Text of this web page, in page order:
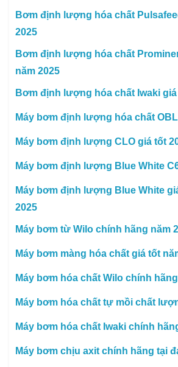
Bơm định lượng hóa chất
2025
Bơm định lượng hóa chất
năm 2025
Bơm định lượng hóa chất Iwaki giá
Máy bơm định lượng hóa chất
Máy bơm định lượng CLO giá tốt
Máy bơm định lượng Blue White
Máy bơm định lượng Blue White
2025
Máy bơm từ Wilo chính hãng năm
Máy bơm màng hóa chất giá tốt
Máy bơm hóa chất Wilo chính
Máy bơm hóa chất tự mồi chất
Máy bơm hóa chất Iwaki chính
Máy bơm chịu axit chính hãng tại